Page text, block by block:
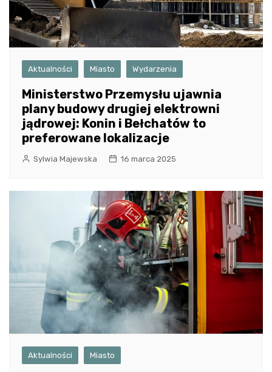
Aktualności Miasto Wydarzenia
Ministerstwo Przemysłu ujawnia
plany budowy drugiej elektrowni
jądrowej: Konin i Bełchatów to
preferowane lokalizacje
Sylwia Majewska 16 marca 2025
Aktualności Miasto